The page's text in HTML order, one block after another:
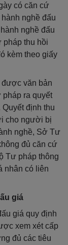
có căn cứ
nghề đấu
nghề đấu
pháp thu hồi
kèm theo giấy
được văn bản
ra quyết
định thu
cho người bị
nghề, Sở Tư
đủ căn cứ
Tư pháp thông
nhân có liên
giá
giá quy định
xem xét cấp
đủ các tiêu